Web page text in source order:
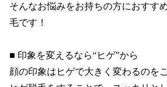
そんなお悩みをお持ちの方におすす
毛です！
■ 印象を変えるなら“ヒゲ”から
顔の印象はヒゲで大きく変わるのを